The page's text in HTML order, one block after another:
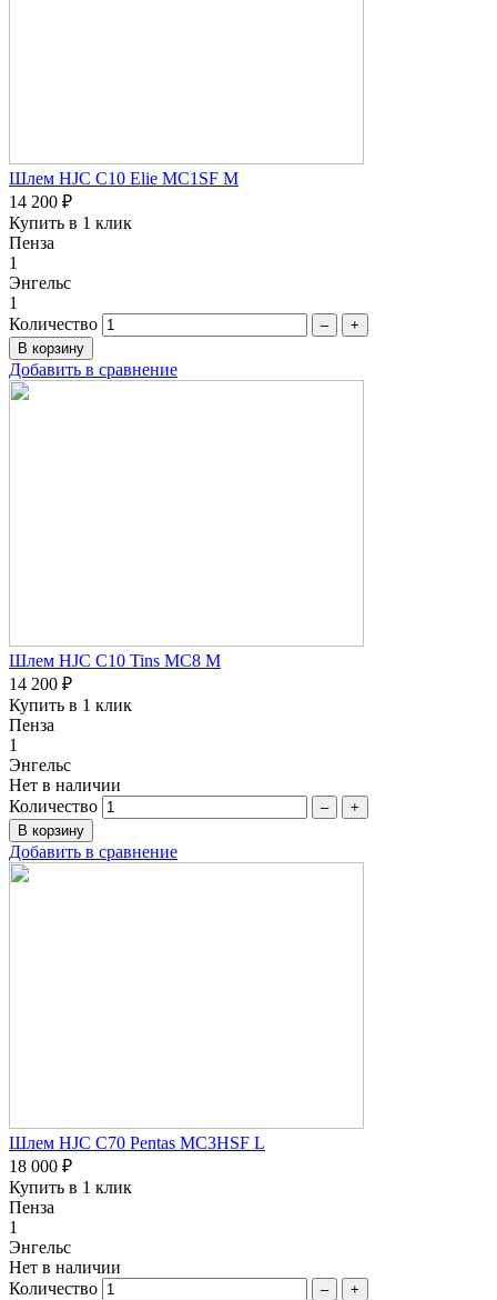
Шлем HJC C10 Elie MC1SF M
14 200 ₽
Купить в 1 клик
Пенза
1
Энгельс
1
Количество
– +
Добавить в сравнение
Шлем HJC C10 Tins MC8 M
14 200 ₽
Купить в 1 клик
Пенза
1
Энгельс
Нет в наличии
Количество
– +
Добавить в сравнение
Шлем HJC C70 Pentas MC3HSF L
18 000 ₽
Купить в 1 клик
Пенза
1
Энгельс
Нет в наличии
Количество
– +